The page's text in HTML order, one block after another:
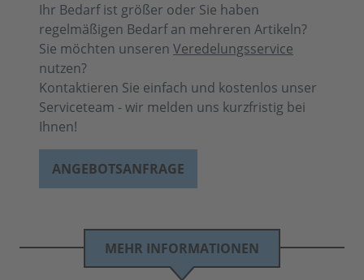
Ihr Bedarf ist größer oder Sie haben
regelmäßigen Bedarf an mehreren Artikeln?
Sie möchten unseren Veredelungsservice
nutzen?
Kontaktieren Sie einfach und kostenlos unser
Serviceteam - wir melden uns kurzfristig bei
Ihnen!
ANGEBOTSANFRAGE
MEHR INFORMATIONEN